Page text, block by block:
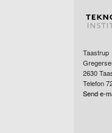
Taastrup
2630
Telefon
Send e-